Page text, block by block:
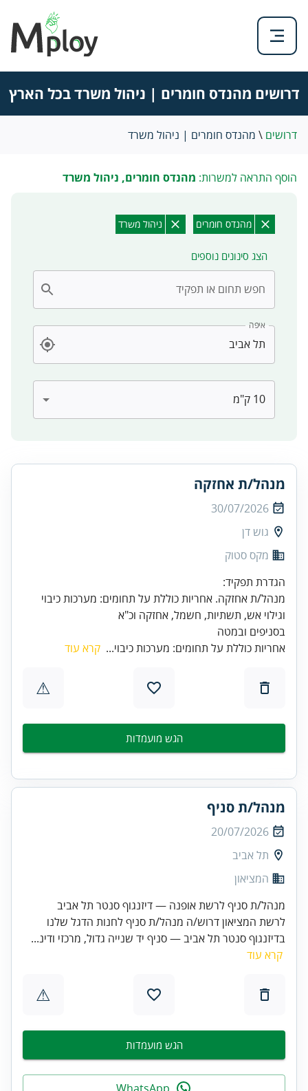
דרושים מהנדס חומרים | ניהול משרד בכל הארץ
דרושים \ מהנדס חומרים | ניהול משרד
הוסף התראה למשרות: מהנדס חומרים, ניהול משרד
מהנדס חומרים ניהול משרד
הצג סינונים נוספים
חפש תחום או תפקיד
איפה
מנהל/ת אחזקה
30/07/2026
גוש דן
מקס סטוק
מנהל/ת אחזקה. אחריות כוללת על תחומים: מערכות כיבוי
בסניפים ובמטה
אחריות כוללת על תחומים: מערכות כיבוי... קרא עוד
⚠
הגש מועמדות
מנהל/ת סניף
20/07/2026
תל אביב
המציאון
מנהל/ת סניף לרשת אופנה — דיזנגוף סנטר תל אביב
לרשת המציאון דרוש/ה מנהל/ת סניף לחנות הדגל שלנו
בדיזנגוף סנטר תל אביב — סניף יד שנייה גדול, מרכזי ודינ...
קרא עוד
⚠
הגש מועמדות